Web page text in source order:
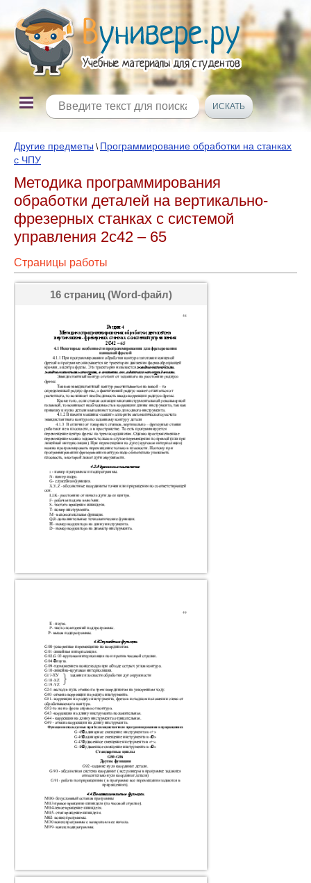
Другие предметы \ Программирование обработки на станках
с ЧПУ
Методика программирования
обработки деталей на вертикально-
фрезерных станках с системой
управления 2с42 – 65
Страницы работы
16 страниц (Word-файл)